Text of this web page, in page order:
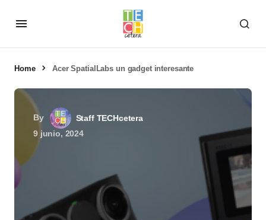
Home Acer SpatialLabs un gadget interesante
By
Staff TECHcetera
9 junio, 2024